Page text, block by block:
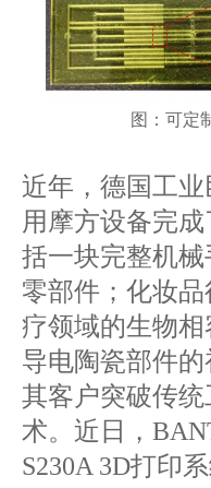
图：可定
近年，德国工
用摩方设备完
括一块完整机
零部件；化妆
疗领域的生物
导电陶瓷部件
其客户突破传
术。近日，
S230A 3D打印